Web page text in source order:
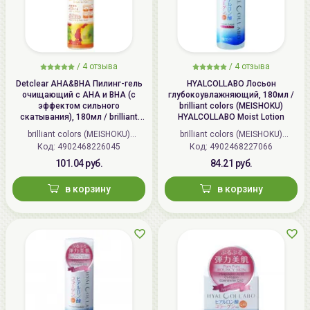
/ 4 отзыва
Detclear AHA&BHA Пилинг-гель
очищающий с AHA и BHA (с
эффектом сильного
скатывания), 180мл / brilliant
colors (MEISHOKU) Detclear
Bright&Peel AHA&BHA Fruits
Peeling Jelly
brilliant colors (MEISHOKU)
(Япония)
Код: 4902468226045
101.04 руб.
в корзину
/ 4 отзыва
HYALCOLLABO Лосьон
глубокоувлажняющий, 180мл /
brilliant colors (MEISHOKU)
HYALCOLLABO Moist Lotion
brilliant colors (MEISHOKU)
(Япония)
Код: 4902468227066
84.21 руб.
в корзину